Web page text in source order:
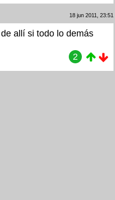
18 jun 2011, 23:51
allí si todo lo demás
2